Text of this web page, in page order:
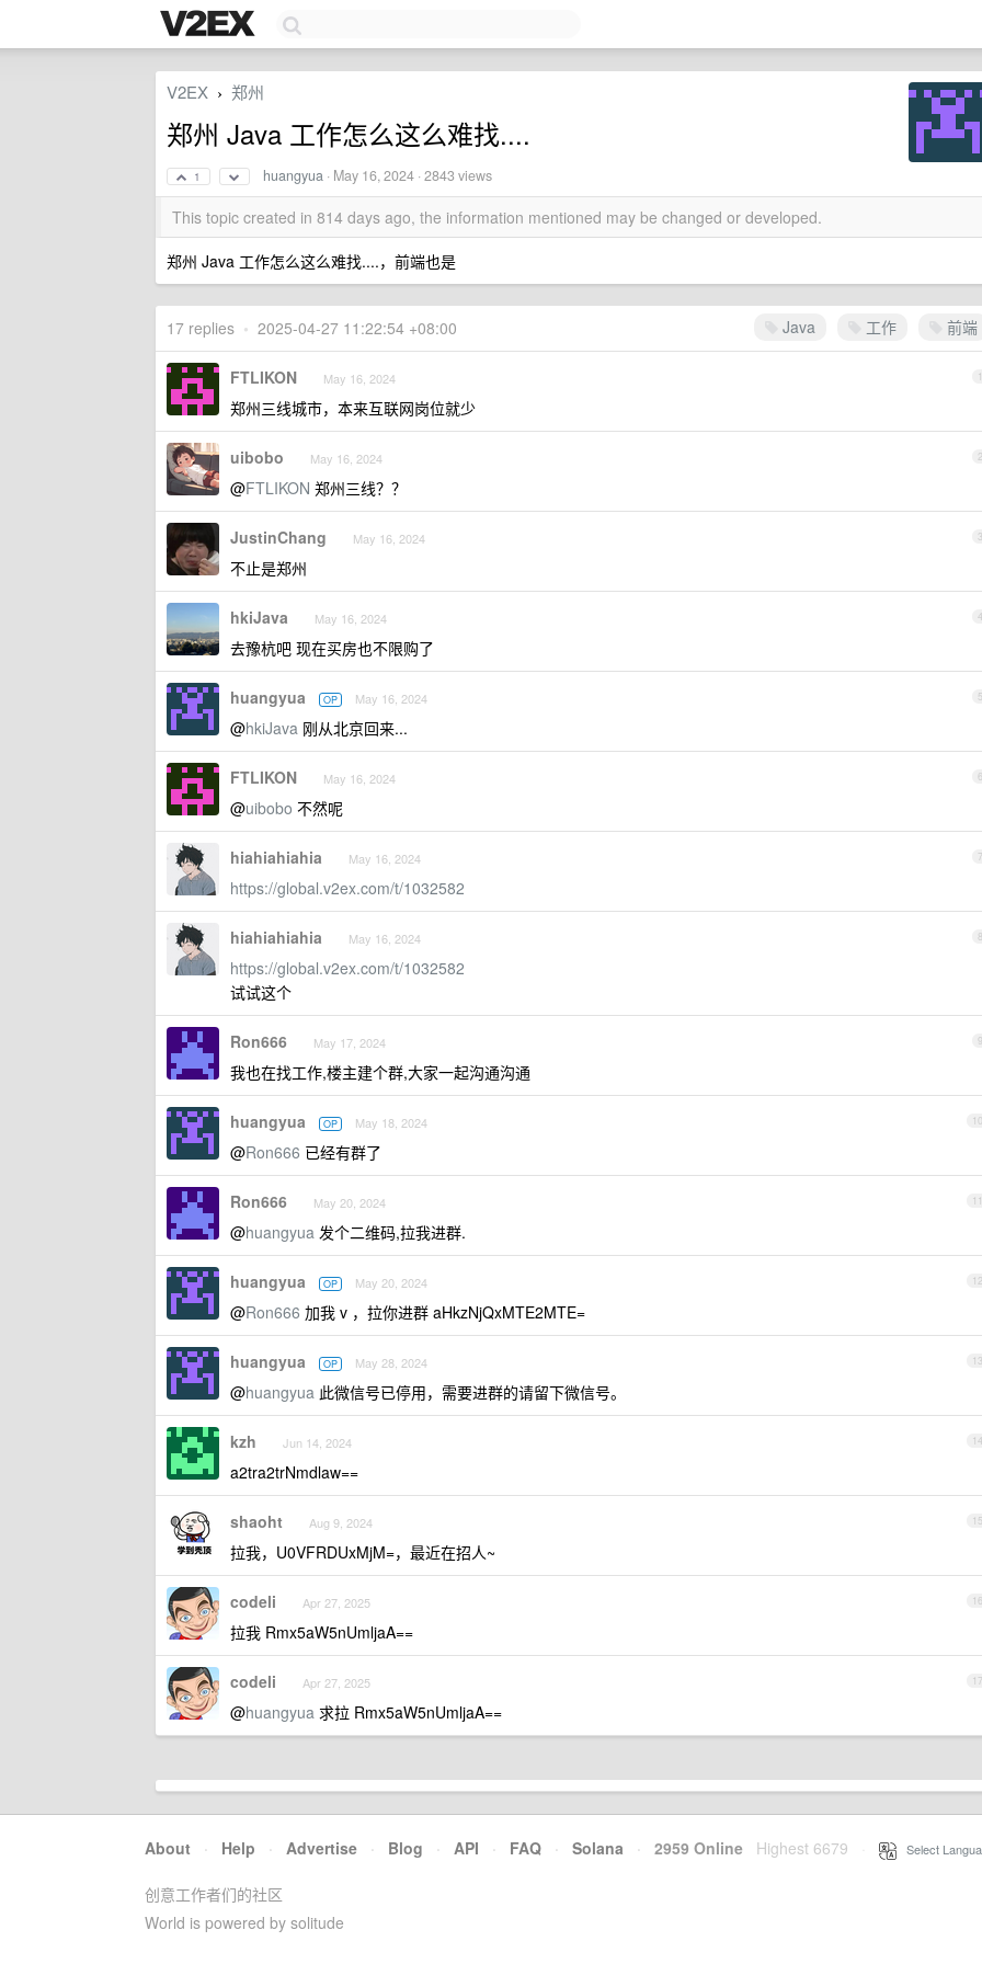
V2EX › 郑州
郑州 Java 工作怎么这么难找....
1 huangyua · May 16, 2024 · 2843 views
This topic created in 814 days ago, the information mentioned may be changed or developed.
郑州 Java 工作怎么这么难找....，前端也是
Java 工作 前端
17 replies • 2025-04-27 11:22:54 +08:00
1
FTLIKON May 16, 2024
郑州三线城市，本来互联网岗位就少
2
uibobo May 16, 2024
@FTLIKON 郑州三线？？
3
JustinChang May 16, 2024
不止是郑州
4
hkiJava May 16, 2024
去豫杭吧 现在买房也不限购了
5
huangyua OP May 16, 2024
@hkiJava 刚从北京回来...
6
FTLIKON May 16, 2024
@uibobo 不然呢
7
hiahiahiahia May 16, 2024
https://global.v2ex.com/t/1032582
8
hiahiahiahia May 16, 2024
https://global.v2ex.com/t/1032582
试试这个
9
Ron666 May 17, 2024
我也在找工作,楼主建个群,大家一起沟通沟通
10
huangyua OP May 18, 2024
@Ron666 已经有群了
11
Ron666 May 20, 2024
@huangyua 发个二维码,拉我进群.
12
huangyua OP May 20, 2024
@Ron666 加我 v ，拉你进群 aHkzNjQxMTE2MTE=
13
huangyua OP May 28, 2024
@huangyua 此微信号已停用，需要进群的请留下微信号。
14
kzh Jun 14, 2024
a2tra2trNmdlaw==
15
shaoht Aug 9, 2024
拉我，U0VFRDUxMjM=，最近在招人~
16
codeli Apr 27, 2025
拉我 Rmx5aW5nUmljaA==
17
codeli Apr 27, 2025
@huangyua 求拉 Rmx5aW5nUmljaA==
About · Help · Advertise · Blog · API · FAQ · Solana · 2959 Online Highest 6679 Select
创意工作者们的社区
World is powered by solitude